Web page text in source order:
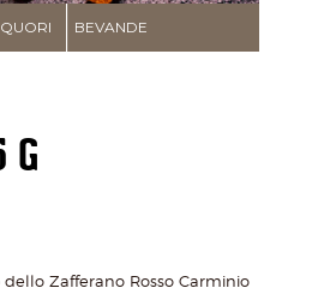
BEVANDE
G
Zafferano Rosso Carminio